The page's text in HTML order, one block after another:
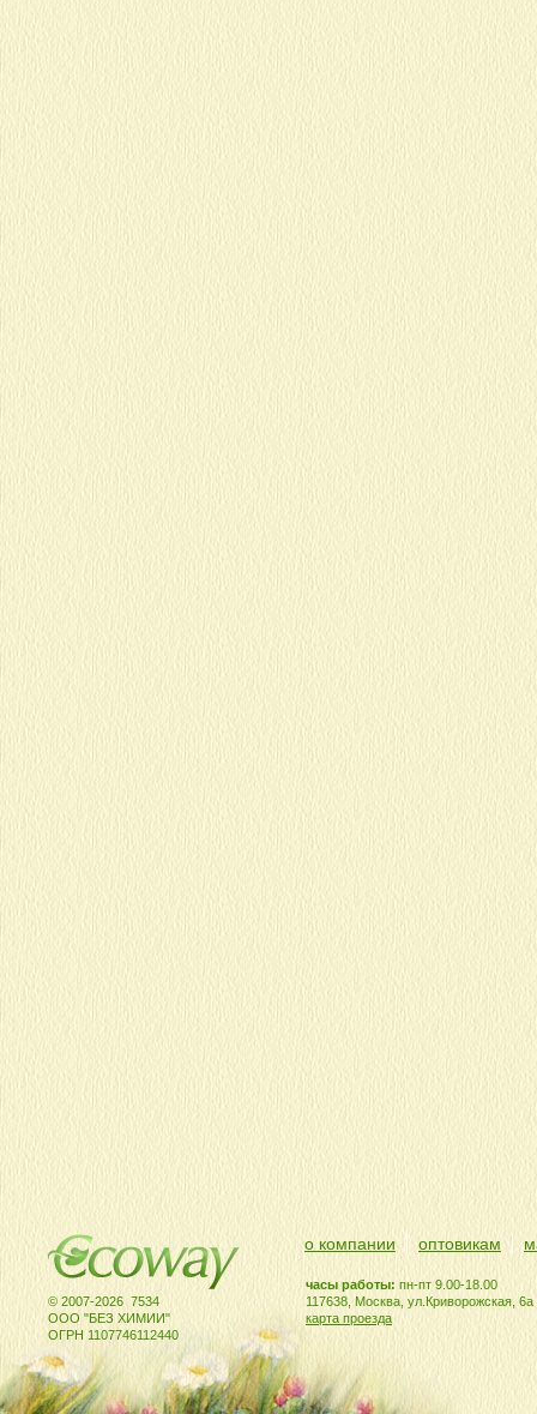
© 2007-2026 7534
ООО "БЕЗ ХИМИИ"
ОГРН 1107746112440
часы работы: пн-пт 9.00-18.00
117638, Москва, ул.Криворожская, 6а
карта проезда
о компании оптовикам